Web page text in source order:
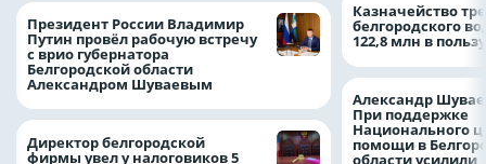
Президент России Владимир
Путин провёл рабочую встречу
с врио губернатора
Белгородской области
Александром Шуваевым
Директор белгородской
фирмы увел у налоговиков 5
Казначейство
белгородского
122,8 млн в
Александр
При поддержке
Национального
помощи в
области усилили